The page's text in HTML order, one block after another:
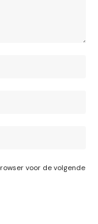
voor de volgende